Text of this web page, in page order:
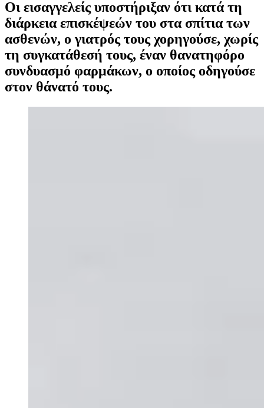
Οι εισαγγελείς υποστήριξαν ότι κατά τη
διάρκεια επισκέψεών του στα σπίτια των
ασθενών, ο γιατρός τους χορηγούσε, χωρίς
τη συγκατάθεσή τους, έναν θανατηφόρο
συνδυασμό φαρμάκων, ο οποίος οδηγούσε
στον θάνατό τους.